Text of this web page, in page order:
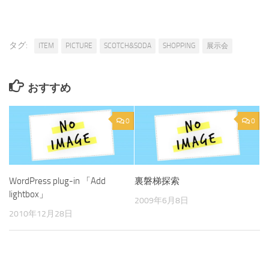
タグ: ITEM PICTURE SCOTCH&SODA SHOPPING 展示会
おすすめ
0
WordPress plug-in 「Add
lightbox」
2010年12月28日
0
裏磐梯探索
2009年6月8日